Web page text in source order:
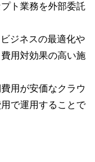
ト業務を外部委託
ジネスの最適化や
用対効果の高い施
用が安価なクラウ
で運用することで